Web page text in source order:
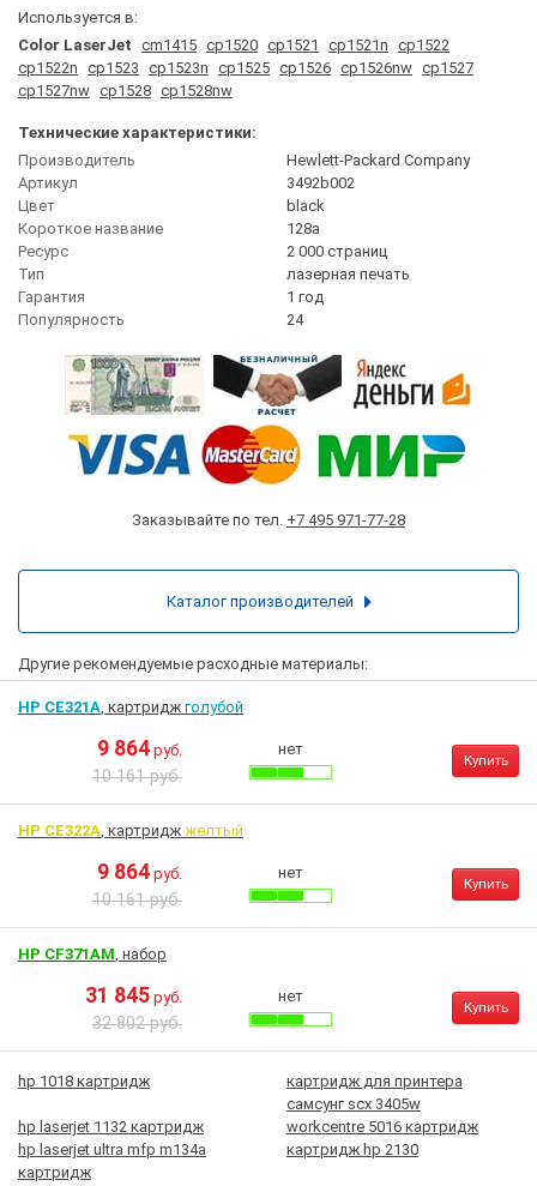
Используется в:
Color LaserJet cm1415 cp1520 cp1521 cp1521n cp1522
cp1522n cp1523 cp1523n cp1525 cp1526 cp1526nw cp1527
cp1527nw cp1528 cp1528nw
Технические характеристики:
Производитель
Hewlett-Packard Company
Артикул
3492b002
Цвет
black
Короткое название
128a
Ресурс
2 000 страниц
Тип
лазерная печать
Гарантия
1 год
Популярность
24
Заказывайте по тел. +7 495 971-77-28
Другие рекомендуемые расходные материалы:
HP CE321A , картридж голубой
9 864 руб.
10 161 руб.
нет
Купить
HP CE322A , картридж желтый
9 864 руб.
10 161 руб.
нет
Купить
HP CF371AM , набор
31 845 руб.
32 802 руб.
нет
Купить
hp 1018 картридж
картридж для принтера
самсунг scx 3405w
hp laserjet 1132 картридж
workcentre 5016 картридж
hp laserjet ultra mfp m134a
картридж
картридж hp 2130